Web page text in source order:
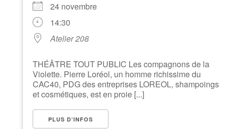
24 novembre
14:30
Atelier 208
THÉÂTRE TOUT PUBLIC Les compagnons de la
Violette. Pierre Loréol, un homme richissime du
CAC40, PDG des entreprises LOREOL, shampoings
et cosmétiques, est en proie [...]
PLUS D’INFOS